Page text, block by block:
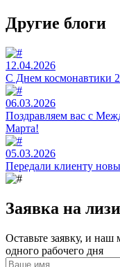
Другие блоги
12.04.2026
C Днем космонавтики
06.03.2026
Поздравляем вас с
Марта!
05.03.2026
Передали клиенту
Заявка на
Оставьте заявку, и наш
одного рабочего дня